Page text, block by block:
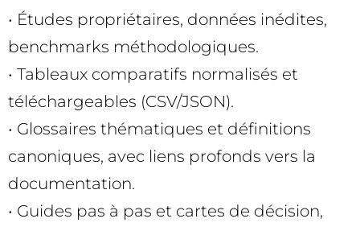
• Études propriétaires, données inédites,
benchmarks méthodologiques.
• Tableaux comparatifs normalisés et
téléchargeables (CSV/JSON).
• Glossaires thématiques et définitions
canoniques, avec liens profonds vers la
documentation.
• Guides pas à pas et cartes de décision,